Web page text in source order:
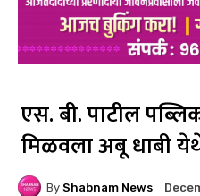
एस. बी. पाटील
मिळवला अबू धाबी
By Shabnam News